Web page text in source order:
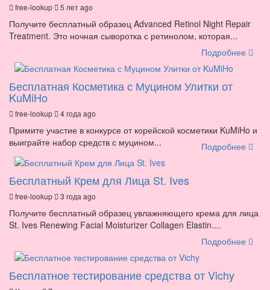
free-lookup 5 лет ago
Получите бесплатный образец Advanced Retinol Night Repair
Treatment. Это ночная сыворотка с ретинолом, которая...
Подробнее
Бесплатная Косметика с Муцином Улитки от
KuMiHo
free-lookup 4 года ago
Примите участие в конкурсе от корейской косметики KuMiHo и
выиграйте набор средств с муцином...
Подробнее
Бесплатный Крем для Лица St. Ives
free-lookup 3 года ago
Получите бесплатный образец увлажняющего крема для лица
St. Ives Renewing Facial Moisturizer Collagen Elastin....
Подробнее
Бесплатное тестирование средства от Vichy